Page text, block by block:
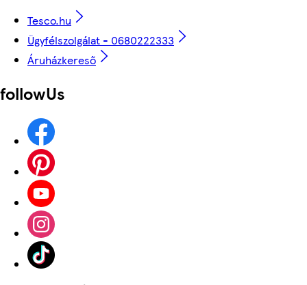
Tesco.hu
Ügyfélszolgálat - 0680222333
Áruházkereső
followUs